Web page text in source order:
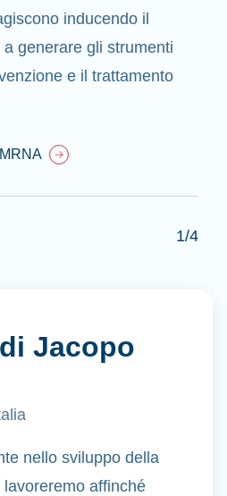
inducendo il
generare gli strumenti
e il trattamento
1/4
Jacopo
nello sviluppo della
affinché